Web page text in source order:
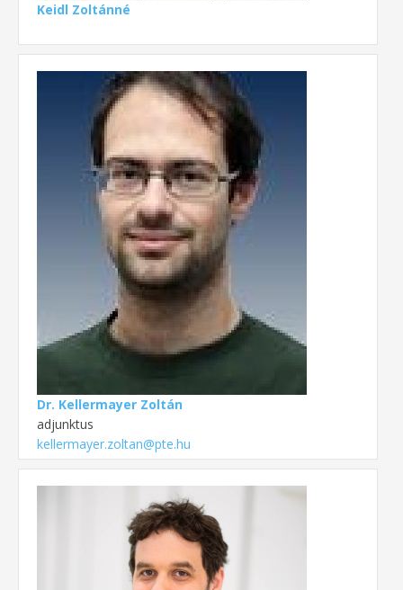
Keidl Zoltánné
Dr. Kellermayer Zoltán
adjunktus
kellermayer.zoltan@pte.hu